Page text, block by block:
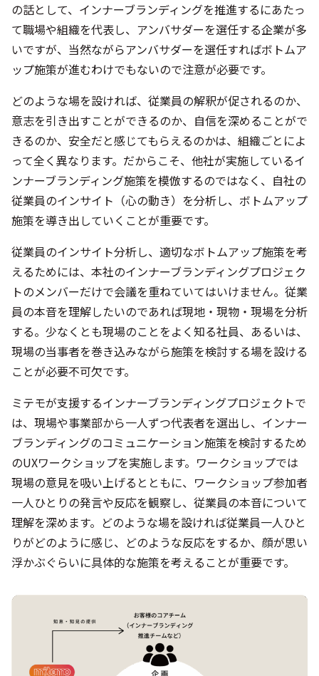
の話として、インナーブランディングを推進するにあたっ
て職場や組織を代表し、アンバサダーを選任する企業が多
いですが、当然ながらアンバサダーを選任すればボトムア
ップ施策が進むわけでもないので注意が必要です。
どのような場を設ければ、従業員の解釈が促されるのか、
意志を引き出すことができるのか、自信を深めることがで
きるのか、安全だと感じてもらえるのかは、組織ごとによ
って全く異なります。だからこそ、他社が実施しているイ
ンナーブランディング施策を模倣するのではなく、自社の
従業員のインサイト（心の動き）を分析し、ボトムアップ
施策を導き出していくことが重要です。
従業員のインサイト分析し、適切なボトムアップ施策を考
えるためには、本社のインナーブランディングプロジェク
トのメンバーだけで会議を重ねていてはいけません。従業
員の本音を理解したいのであれば現地・現物・現場を分析
する。少なくとも現場のことをよく知る社員、あるいは、
現場の当事者を巻き込みながら施策を検討する場を設ける
ことが必要不可欠です。
ミテモが支援するインナーブランディングプロジェクトで
は、現場や事業部から一人ずつ代表者を選出し、インナー
ブランディングのコミュニケーション施策を検討するため
のUXワークショップを実施します。ワークショップでは
現場の意見を吸い上げるとともに、ワークショップ参加者
一人ひとりの発言や反応を観察し、従業員の本音について
理解を深めます。どのような場を設ければ従業員一人ひと
りがどのように感じ、どのような反応をするか、顔が思い
浮かぶぐらいに具体的な施策を考えることが重要です。